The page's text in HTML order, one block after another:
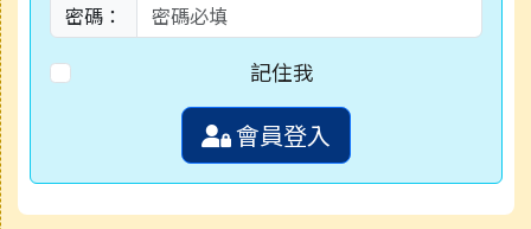
密碼：
記住我
會員登入